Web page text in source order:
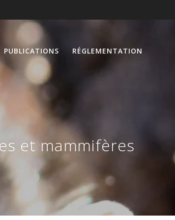
PUBLICATIONS RÉGLEMENTATION
et mammifères